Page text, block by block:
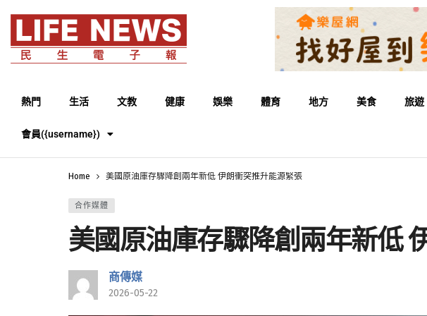
熱門 生活 文教 健康 娛樂 體育 地方 美食 旅遊
會員({username})
Home 美國原油庫存驟降創兩年新低 伊朗衝突推升能源緊張
合作媒體
美國原油庫存驟降創兩年新低
商傳媒
2026-05-22